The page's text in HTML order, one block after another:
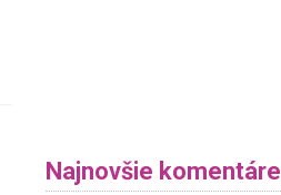
Najnovšie komentáre